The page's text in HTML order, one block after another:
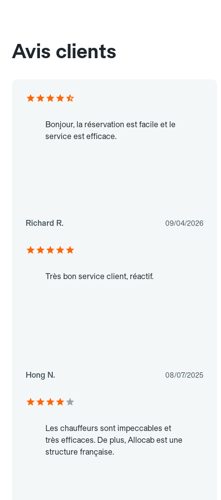
Avis clients
Bonjour, la réservation est facile et le
service est efficace.
Richard R. 09/04/2026
Très bon service client, réactif.
Hong N. 08/07/2025
Les chauffeurs sont impeccables et
très efficaces. De plus, Allocab est une
structure française.